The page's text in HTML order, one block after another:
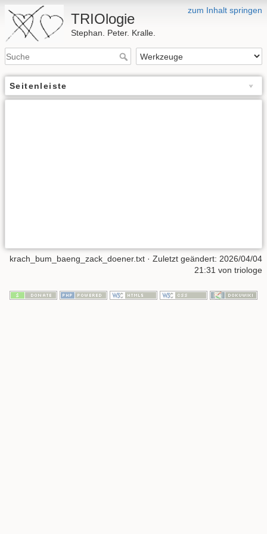
zum Inhalt springen
TRIOlogie
Stephan. Peter. Kralle.
Seitenleiste
krach_bum_baeng_zack_doener.txt · Zuletzt geändert: 2026/04/04
21:31 von triologe